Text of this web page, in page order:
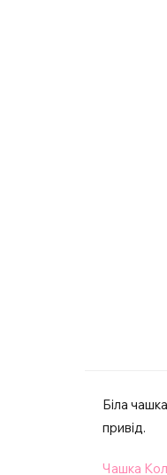
Біла
привід.
Чашка